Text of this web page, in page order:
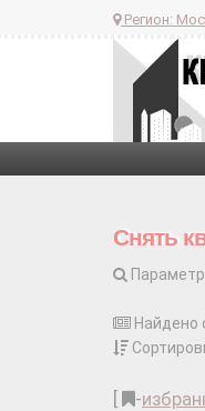
Регион:
Снять
Найдено
-